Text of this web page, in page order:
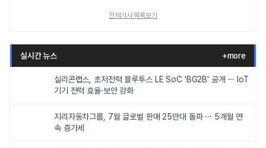
전체기사 목록보기
실시간 뉴스 +more
실리콘랩스, 초저전력 블루투스 LE SoC 'BG2B' 공개 ··· IoT
기기 전력 효율·보안 강화
지리자동차그룹, 7월 글로벌 판매 25만대 돌파 ··· 5개월 연
속 증가세